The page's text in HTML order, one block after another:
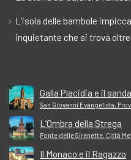
L’isola delle bambole
inquietante che si trova
Galla Placidia e il
San Giovanni Evangelista,
L’Ombra della Strega
Ponte delle Sirenette, Città
Il Monaco e il Ragazzo